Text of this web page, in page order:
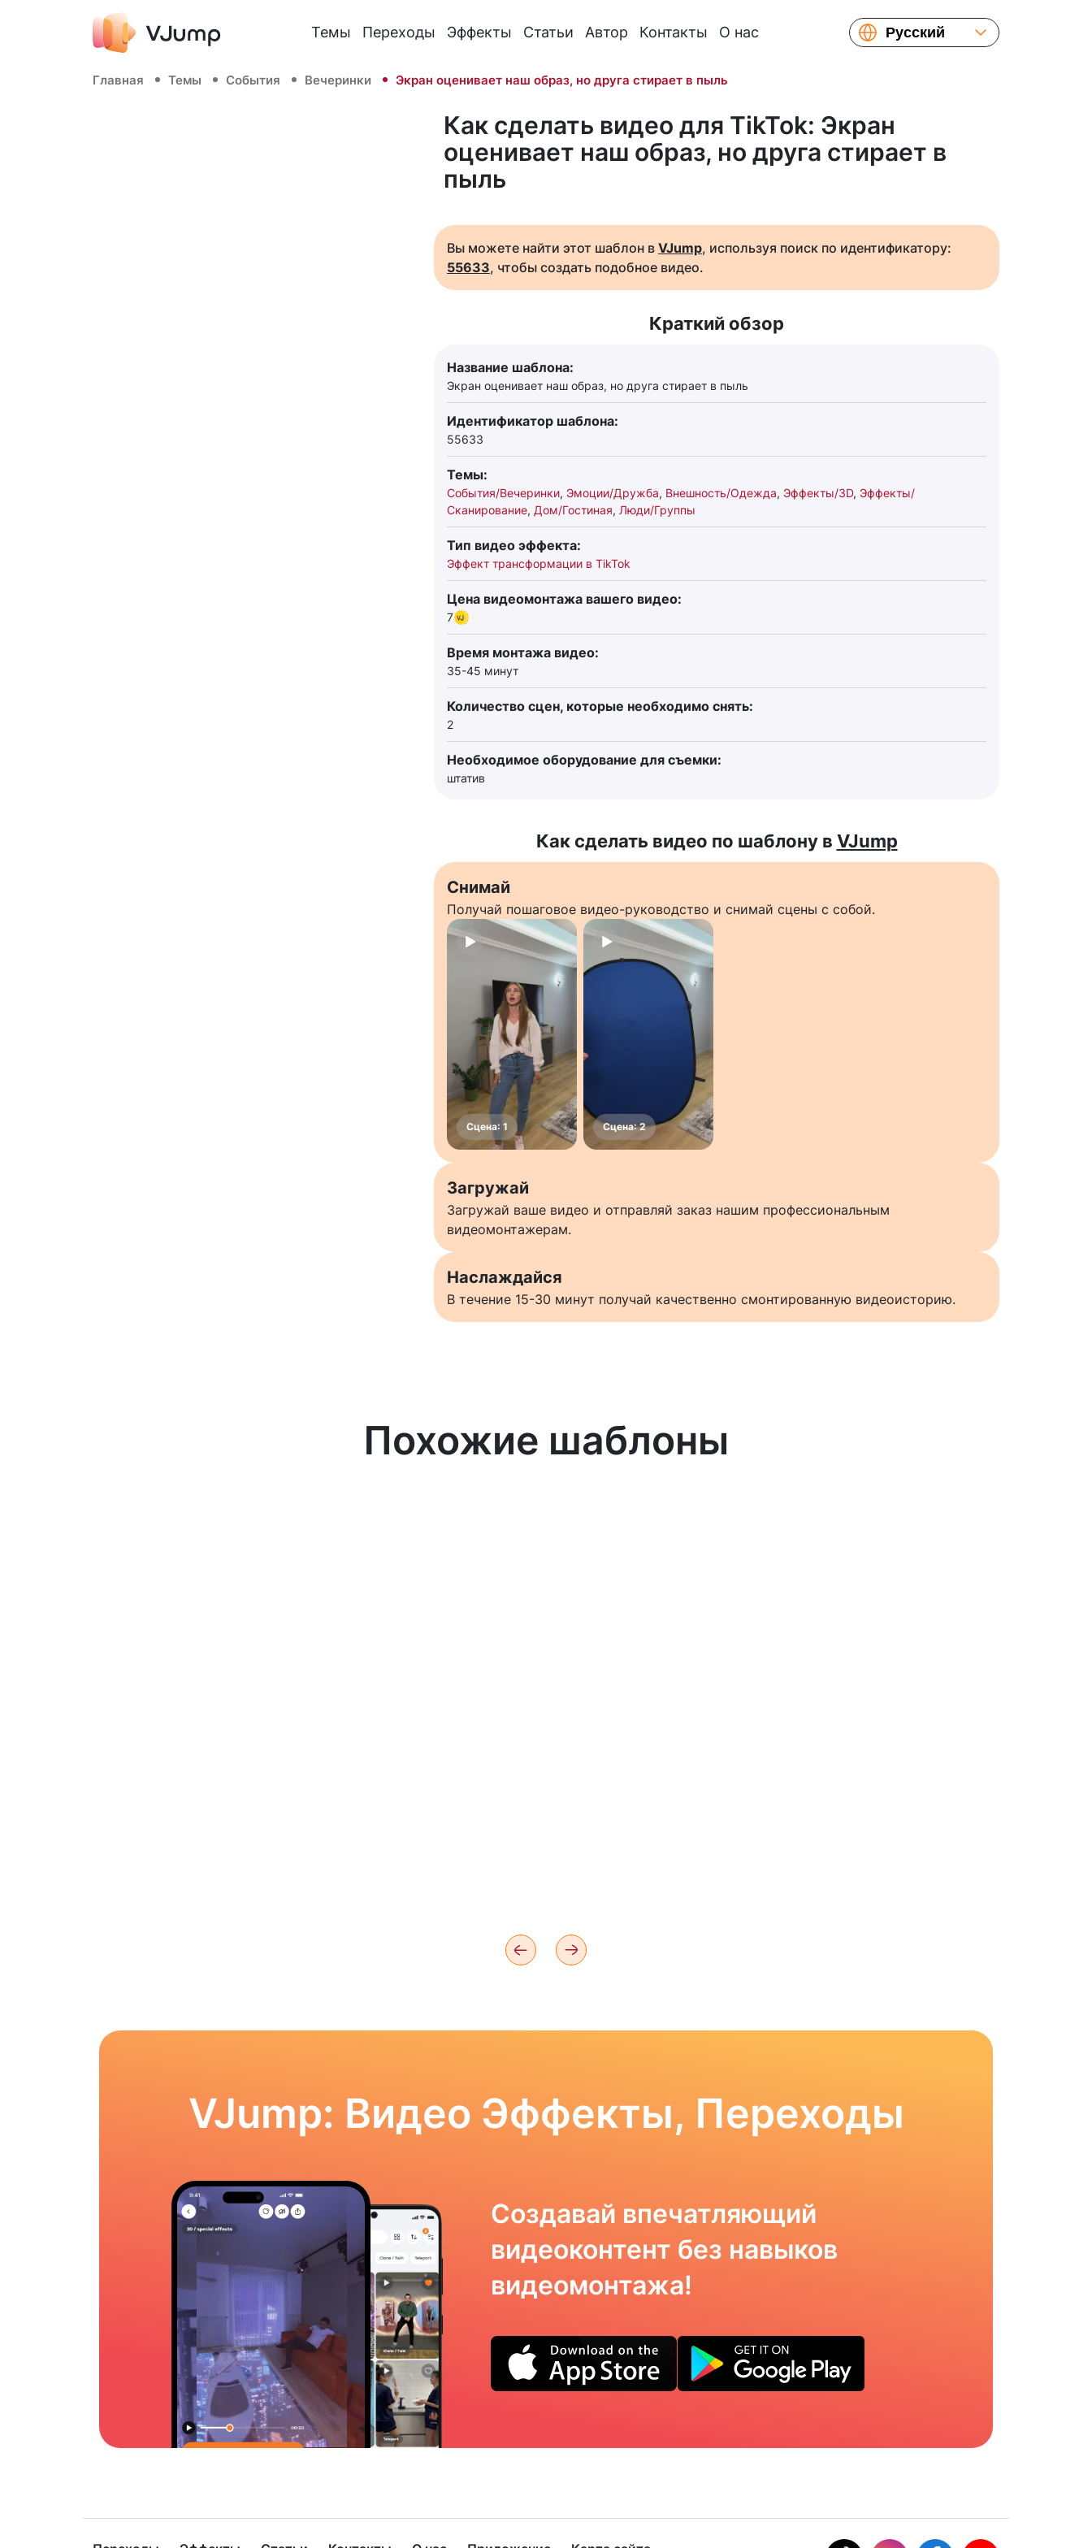
Темы Переходы Эффекты Статьи Автор Контакты О нас
Русский
Français
繁體中文
Главная Темы События Вечеринки Экран оценивает наш образ, но друга стирает в пыль
Как сделать видео для TikTok: Экран
оценивает наш образ, но друга стирает в
пыль
Вы можете найти этот шаблон в VJump, используя поиск по идентификатору:
55633, чтобы создать подобное видео.
Краткий обзор
Название шаблона:
Экран оценивает наш образ, но друга стирает в пыль
Идентификатор шаблона:
55633
Темы:
События/Вечеринки, Эмоции/Дружба, Внешность/Одежда, Эффекты/3D, Эффекты/
Сканирование, Дом/Гостиная, Люди/Группы
Тип видео эффекта:
Эффект трансформации в TikTok
Цена видеомонтажа вашего видео:
7
Время монтажа видео:
35-45 минут
Количество сцен, которые необходимо снять:
2
Необходимое оборудование для съемки:
штатив
Как сделать видео по шаблону в VJump
Снимай
Получай пошаговое видео-руководство и снимай сцены с собой.
Загружай
Загружай ваше видео и отправляй заказ нашим профессиональным
видеомонтажерам.
Наслаждайся
В течение 15-30 минут получай качественно смонтированную видеоисторию.
Похожие шаблоны
VJump: Видео Эффекты, Переходы
Создавай впечатляющий
видеоконтент без навыков
видеомонтажа!